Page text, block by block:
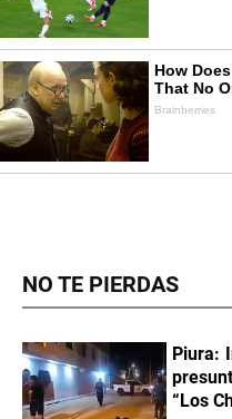
NO TE PIERDAS
Piura:
“Los